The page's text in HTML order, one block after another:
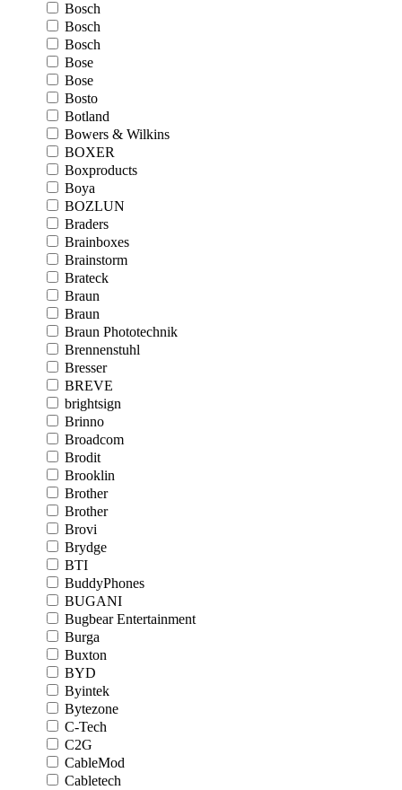
Bosch
Bosch
Bosch
Bose
Bose
Bosto
Botland
Bowers & Wilkins
BOXER
Boxproducts
Boya
BOZLUN
Braders
Brainboxes
Brainstorm
Brateck
Braun
Braun
Braun Phototechnik
Brennenstuhl
Bresser
BREVE
brightsign
Brinno
Broadcom
Brodit
Brooklin
Brother
Brother
Brovi
Brydge
BTI
BuddyPhones
BUGANI
Bugbear Entertainment
Burga
Buxton
BYD
Byintek
Bytezone
C-Tech
C2G
CableMod
Cabletech